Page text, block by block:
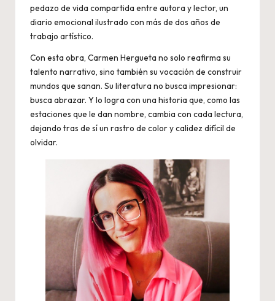
pedazo de vida compartida entre autora y lector, un
diario emocional ilustrado con más de dos años de
trabajo artístico.
Con esta obra, Carmen Hergueta no solo reafirma su
talento narrativo, sino también su vocación de construir
mundos que sanan. Su literatura no busca impresionar:
busca abrazar. Y lo logra con una historia que, como las
estaciones que le dan nombre, cambia con cada lectura,
dejando tras de sí un rastro de color y calidez difícil de
olvidar.